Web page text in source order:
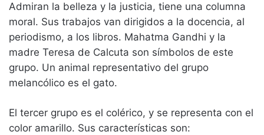
Admiran la belleza y la justicia, tiene una columna
moral. Sus trabajos van dirigidos a la docencia, al
periodismo, a los libros. Mahatma Gandhi y la
madre Teresa de Calcuta son símbolos de este
grupo. Un animal representativo del grupo
melancólico es el gato.
El tercer grupo es el colérico, y se representa con el
color amarillo. Sus características son: